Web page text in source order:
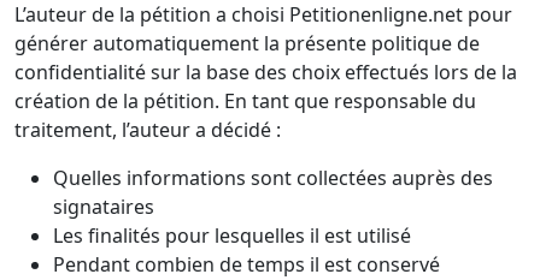
L’auteur de la pétition a choisi Petitionenligne.net pour
générer automatiquement la présente politique de
confidentialité sur la base des choix effectués lors de la
création de la pétition. En tant que responsable du
traitement, l’auteur a décidé :
Quelles informations sont collectées auprès des
signataires
Les finalités pour lesquelles il est utilisé
Pendant combien de temps il est conservé